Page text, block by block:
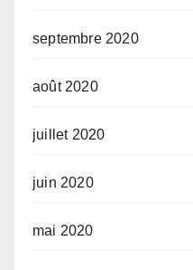
septembre 2020
août 2020
juillet 2020
juin 2020
mai 2020